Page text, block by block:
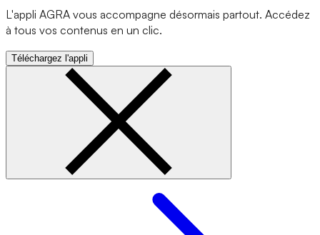
L'appli AGRA vous accompagne désormais partout. Accédez
à tous vos contenus en un clic.
Téléchargez l'appli